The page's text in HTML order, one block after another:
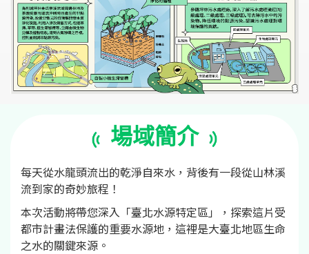
場域簡介
每天從水龍頭流出的乾淨自來水，背後有一段從山林溪
流到家的奇妙旅程！
本次活動將帶您深入「臺北水源特定區」，探索這片受
都市計畫法保護的重要水源地，這裡是大臺北地區生命
之水的關鍵來源。